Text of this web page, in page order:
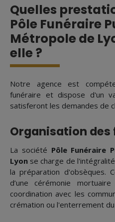
Quelles
Pôle Funéraire
Métropole de
elle ?
Notre agence est
funéraire et dispose d'un
satisferont les demandes de
Organisation des
La société Pôle Funéraire
Lyon se charge de
la préparation d'obsèques.
d’une cérémonie
coordination avec les
crémation ou l'enterrement